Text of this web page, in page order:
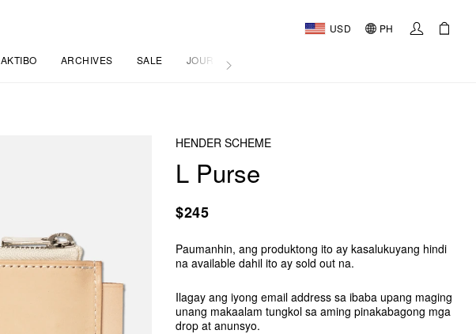
USD PH
AKTIBO ARCHIVES SALE JOURNAL
HENDER SCHEME
L Purse
$245
Paumanhin, ang produktong ito ay kasalukuyang hindi
na available dahil ito ay sold out na.
Ilagay ang iyong email address sa ibaba upang maging
unang makaalam tungkol sa aming pinakabagong mga
drop at anunsyo.